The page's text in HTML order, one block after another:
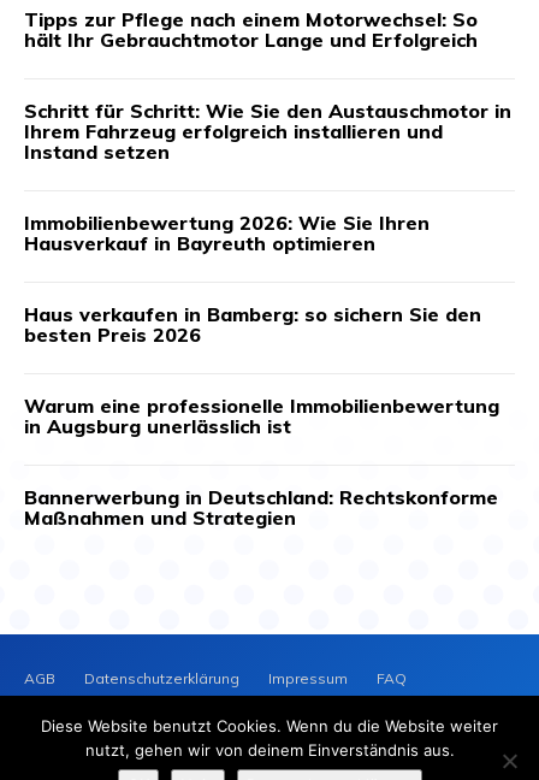
Tipps zur Pflege nach einem Motorwechsel: So
hält Ihr Gebrauchtmotor Lange und Erfolgreich
Schritt für Schritt: Wie Sie den Austauschmotor in
Ihrem Fahrzeug erfolgreich installieren und
Instand setzen
Immobilienbewertung 2026: Wie Sie Ihren
Hausverkauf in Bayreuth optimieren
Haus verkaufen in Bamberg: so sichern Sie den
besten Preis 2026
Warum eine professionelle Immobilienbewertung
in Augsburg unerlässlich ist
Bannerwerbung in Deutschland: Rechtskonforme
Maßnahmen und Strategien
AGB Datenschutzerklärung Impressum
FAQ
PRESSEVERTEILERNEWS
Diese Website benutzt Cookies. Wenn du die Website weiter
nutzt, gehen wir von deinem Einverständnis aus.